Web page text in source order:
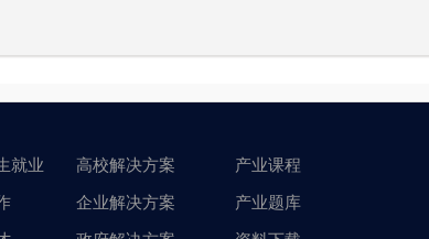
就业 高校解决方案
产业课程
企业解决方案
产业题库